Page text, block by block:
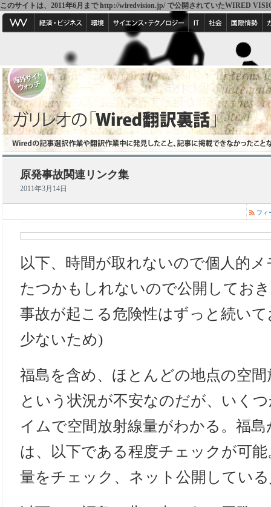
このサイトは、2011年6月まで http://wiredvision.jp/ で公開されていたWIRED
原発事故関連リンク集
2011年3月14日
フィ
以下、時間が取れないので個人的
たつかもしれないので公開してお
事故が起こる危険性はずっと続い
少ないため)
福島を含め、ほとんどの地点の空
という状況が不安なのだが、いく
イムで空間放射線量がわかる。福
は、以下である程度チェックが可
量をチェック、ネット公開してい